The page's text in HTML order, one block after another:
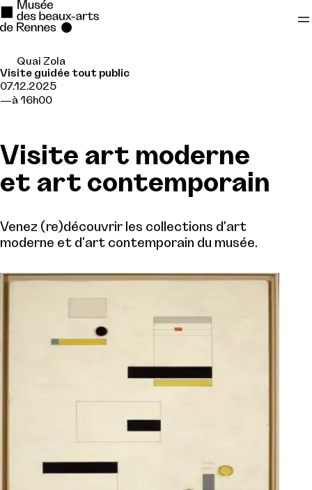
Se rendre au
Contenu principal
Quai Zola
Visite guidée tout public
07.12.2025
à 16h00
Visite art moderne
et art contemporain
Venez (re)découvrir les collections d'art
moderne et d'art contemporain du musée.